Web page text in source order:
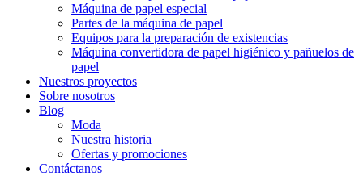
Máquina de papel especial
Partes de la máquina de papel
Equipos para la preparación de existencias
Máquina convertidora de papel higiénico y pañuelos de
papel
Nuestros proyectos
Sobre nosotros
Blog
Moda
Nuestra historia
Ofertas y promociones
Contáctanos